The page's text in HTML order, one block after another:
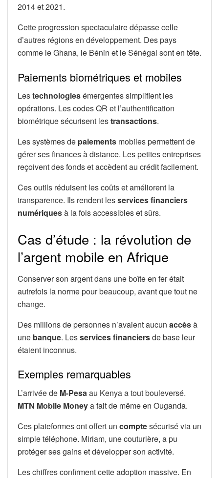
2014 et 2021.
Cette progression spectaculaire dépasse celle
d’autres régions en développement. Des pays
comme le Ghana, le Bénin et le Sénégal sont en tête.
Paiements biométriques et mobiles
Lestechnologiesémergentes simplifient les
opérations. Les codes QR et l’authentification
biométrique sécurisent lestransactions.
Les systèmes de paiements mobiles permettent de
gérer ses finances à distance. Les petites entreprises
reçoivent des fonds et accèdent au crédit facilement.
Ces outils réduisent les coûts et améliorent la
transparence. Ils rendent lesservices financiers
numériquesà la fois accessibles et sûrs.
Cas d’étude : la révolution de
l’argent mobile en Afrique
Conserver son argent dans une boîte en fer était
autrefois la norme pour beaucoup, avant que tout ne
change.
Des millions de personnes n’avaient aucun accèsà
une banque. Lesservices financiersde base leur
étaient inconnus.
Exemples remarquables
L’arrivée de M-Pesaau Kenya a tout bouleversé.
MTN Mobile Moneya fait de même en Ouganda.
Ces plateformes ont offert un comptesécurisé via un
simple téléphone. Miriam, une couturière, a pu
protéger ses gains et développer son activité.
Les chiffres confirment cette adoption massive. En